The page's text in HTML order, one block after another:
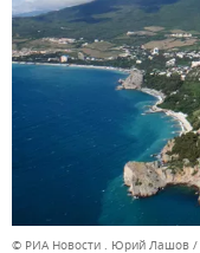
© РИА Новости . Юрий Лашов